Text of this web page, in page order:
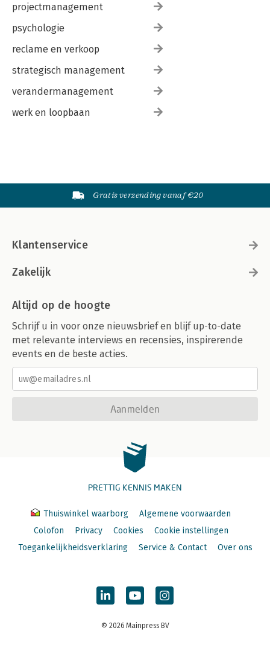
projectmanagement
psychologie
reclame en verkoop
strategisch management
verandermanagement
werk en loopbaan
Gratis verzending vanaf €20
Klantenservice
Zakelijk
Altijd op de hoogte
Schrijf u in voor onze nieuwsbrief en blijf up-to-date
met relevante interviews en recensies, inspirerende
events en de beste acties.
Aanmelden
PRETTIG KENNIS MAKEN
Thuiswinkel waarborg
Algemene voorwaarden
Colofon
Privacy Cookies
Cookie instellingen
Toegankelijkheidsverklaring
Service & Contact Over ons
© 2026 Mainpress BV